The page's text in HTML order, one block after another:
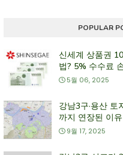
POPULAR
신세계 상품권
법? 5% 수수료
5월 06, 2025
강남3구·용산 토
까지 연장된 이
9월 17, 2025